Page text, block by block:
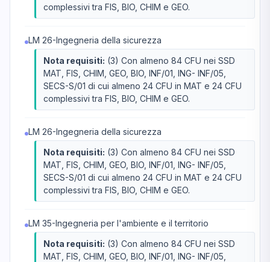
complessivi tra FIS, BIO, CHIM e GEO.
LM 26-Ingegneria della sicurezza
Nota requisiti: (3) Con almeno 84 CFU nei SSD
MAT, FIS, CHIM, GEO, BIO, INF/01, ING- INF/05,
SECS-S/01 di cui almeno 24 CFU in MAT e 24 CFU
complessivi tra FIS, BIO, CHIM e GEO.
LM 26-Ingegneria della sicurezza
Nota requisiti: (3) Con almeno 84 CFU nei SSD
MAT, FIS, CHIM, GEO, BIO, INF/01, ING- INF/05,
SECS-S/01 di cui almeno 24 CFU in MAT e 24 CFU
complessivi tra FIS, BIO, CHIM e GEO.
LM 35-Ingegneria per l'ambiente e il territorio
Nota requisiti: (3) Con almeno 84 CFU nei SSD
MAT, FIS, CHIM, GEO, BIO, INF/01, ING- INF/05,